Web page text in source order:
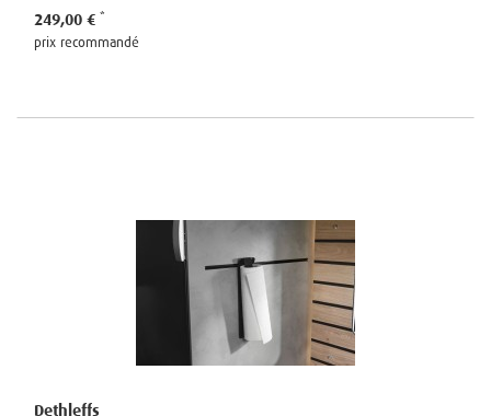
249,00 €
prix recommandé
Dethleffs